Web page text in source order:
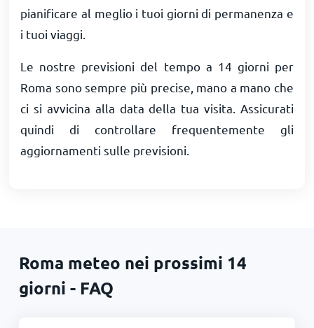
pianificare al meglio i tuoi giorni di permanenza e
i tuoi viaggi.
Le nostre previsioni del tempo a 14 giorni per
Roma sono sempre più precise, mano a mano che
ci si avvicina alla data della tua visita. Assicurati
quindi di controllare frequentemente gli
aggiornamenti sulle previsioni.
Roma meteo nei prossimi 14
giorni - FAQ